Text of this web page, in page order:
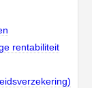
rentabiliteit